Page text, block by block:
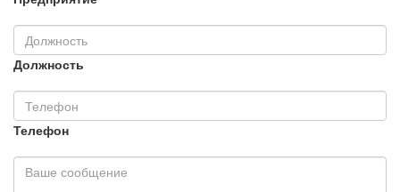
Должность
Телефон